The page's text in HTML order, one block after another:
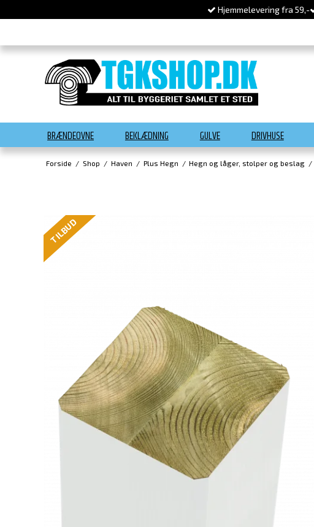
Hjemmelevering fra 59,-
BRÆNDEOVNE BEKLÆDNING GULVE DRIVHUSE
Forside / Shop / Haven / Plus Hegn / Hegn og låger, stolper og beslag /
TILBUD